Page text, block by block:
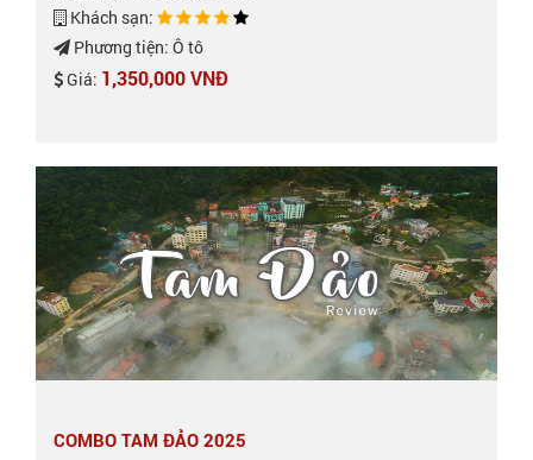
Khách sạn:
Phương tiện: Ô tô
Giá: 1,350,000 VNĐ
COMBO TAM ĐẢO 2025